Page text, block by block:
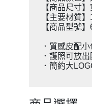
【商品尺寸
【主要材質
【商品型號
．質感皮配小
．護照可放出
．簡約大